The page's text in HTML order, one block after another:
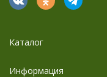
Каталог
Информация